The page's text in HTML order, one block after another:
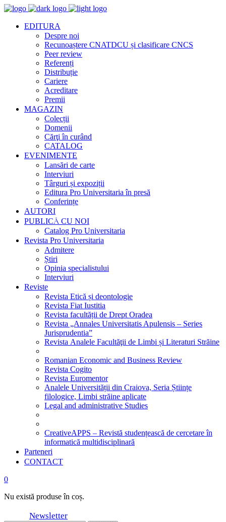
EDITURA
Despre noi
Recunoaștere CNATDCU și clasificare CNCS
Peer review
Referenți
Distribuție
Cariere
Acreditare
Premii
MAGAZIN
Colecții
Domenii
Cărţi în curând
CATALOG
EVENIMENTE
Lansări de carte
Interviuri
Târguri și expoziții
Editura Pro Universitaria în presă
Conferințe
AUTORI
PUBLICĂ CU NOI
Catalog Pro Universitaria
Revista Pro Universitaria
Admitere
Știri
Opinia specialistului
Interviuri
Reviste
Revista Etică și deontologie
Revista Fiat Iustitia
Revista facultății de Drept Oradea
Revista „Annales Universitatis Apulensis – Series
Jurisprudentia”
Revista Analele Facultăţii de Limbi și Literaturi Străine
Romanian Economic and Business Review
Revista Cogito
Revista Euromentor
Analele Universității din Craiova, Seria Științe
filologice, Limbi străine aplicate
Legal and administrative Studies
CreativeAPPS – Revistă studențească de cercetare în
informatică multidisciplinară
Parteneri
CONTACT
0
Nu există produse în coș.
Newsletter